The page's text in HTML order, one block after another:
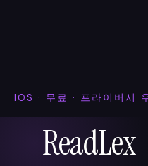
IOS · 무료 · 프라이버시
ReadLex